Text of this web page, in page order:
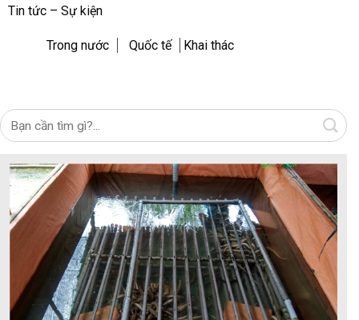
Tin tức – Sự kiện
Trong nước Quốc tế Khai thác